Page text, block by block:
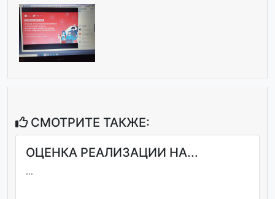
СМОТРИТЕ ТАКЖЕ:
ОЦЕНКА РЕАЛИЗАЦИИ НА...
...